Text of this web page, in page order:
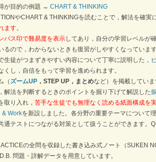
が目的の例題 → CHART & THINKING
やCHART & THINKINGを読むことで，解法を確実
ます。
パス印で難易度を表示してあり，自分の学習レベルが
るので，わからないときも復習がしやすくなっています
生徒がつまずきやすい内容について丁寧に説明した，
くし，自信をもって学習を進められます。
（ ズームUP ，STEP UP，まとめなど）を掲載してい
解法を判断するときのポイントを掘り下げて解説した
取り入れ， 苦手な生徒でも無理なく読める紙面構成を
& Workを新設しました。各分野の重要テーマについて
通テストにつながる対策として扱うことができます。
の全問を収録した書き込み式ノート（SUKEN
問題・詳解データを用意しています。